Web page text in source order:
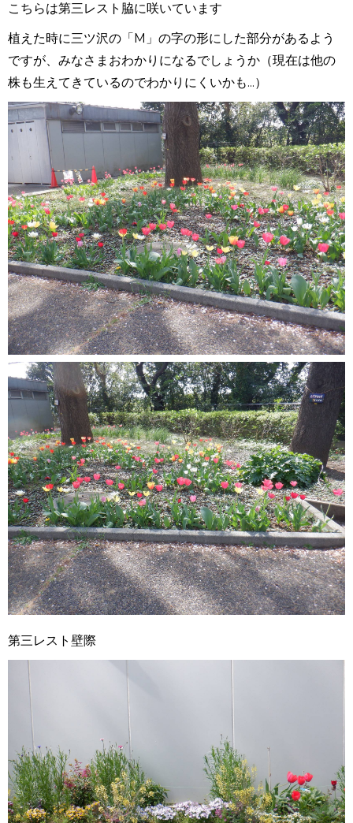
こちらは第三レスト脇に咲いています
植えた時に三ツ沢の「M」の字の形にした部分があるよう
ですが、みなさまおわかりになるでしょうか（現在は他の
株も生えてきているのでわかりにくいかも...）
第三レスト壁際